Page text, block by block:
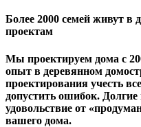
Более 2000 семей живут
проектам
Мы проектируем дома с
опыт в деревянном
проектирования учесть
допустить ошибок.
удовольствие от
вашего дома.